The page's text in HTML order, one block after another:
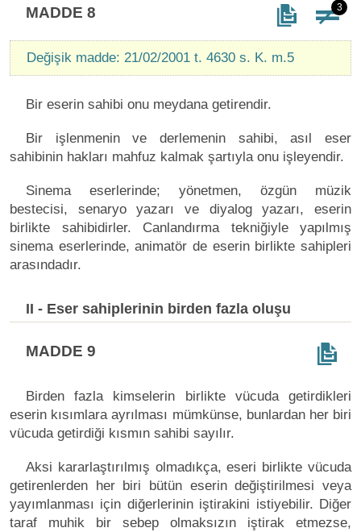
MADDE 8 3
Değişik madde: 21/02/2001 t. 4630 s. K. m.5
Bir eserin sahibi onu meydana getirendir.
Bir işlenmenin ve derlemenin sahibi, asıl eser
sahibinin hakları mahfuz kalmak şartıyla onu işleyendir.
Sinema eserlerinde; yönetmen, özgün müzik
bestecisi, senaryo yazarı ve diyalog yazarı, eserin
birlikte sahibidirler. Canlandırma tekniğiyle yapılmış
sinema eserlerinde, animatör de eserin birlikte sahipleri
arasındadır.
II - Eser sahiplerinin birden fazla oluşu
MADDE 9
Birden fazla kimselerin birlikte vücuda getirdikleri
eserin kısımlara ayrılması mümkünse, bunlardan her biri
vücuda getirdiği kısmın sahibi sayılır.
Aksi kararlaştırılmış olmadıkça, eseri birlikte vücuda
getirenlerden her biri bütün eserin değiştirilmesi veya
yayımlanması için diğerlerinin iştirakini istiyebilir. Diğer
taraf muhik bir sebep olmaksızın iştirak etmezse,